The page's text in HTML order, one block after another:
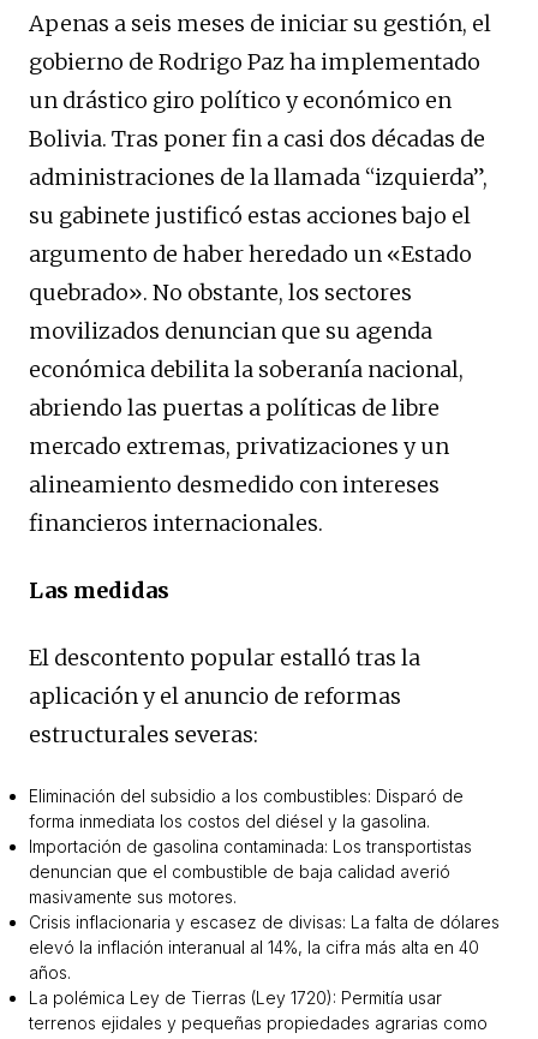
Apenas a seis meses de iniciar su gestión, el
gobierno de Rodrigo Paz ha implementado
un drástico giro político y económico en
Bolivia. Tras poner fin a casi dos décadas de
administraciones de la llamada “izquierda”,
su gabinete justificó estas acciones bajo el
argumento de haber heredado un «Estado
quebrado». No obstante, los sectores
movilizados denuncian que su agenda
económica debilita la soberanía nacional,
abriendo las puertas a políticas de libre
mercado extremas, privatizaciones y un
alineamiento desmedido con intereses
financieros internacionales.
Las medidas
El descontento popular estalló tras la
aplicación y el anuncio de reformas
estructurales severas:
Eliminación del subsidio a los combustibles: Disparó de
forma inmediata los costos del diésel y la gasolina.
Importación de gasolina contaminada: Los transportistas
denuncian que el combustible de baja calidad averió
masivamente sus motores.
Crisis inflacionaria y escasez de divisas: La falta de dólares
elevó la inflación interanual al 14%, la cifra más alta en 40
años.
La polémica Ley de Tierras (Ley 1720): Permitía usar
terrenos ejidales y pequeñas propiedades agrarias como